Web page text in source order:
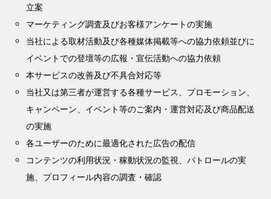
立案
マーケティング調査及びお客様アンケートの実施
当社による取材活動及び各種媒体掲載等への協力依頼並びに
イベントでの登壇等の広報・宣伝活動への協力依頼
本サービスの改善及び不具合対応等
当社又は第三者が運営する各種サービス、プロモーション、
キャンペーン、イベント等のご案内・運営対応及び商品配送
の実施
各ユーザーのために最適化された広告の配信
コンテンツの利用状況・稼動状況の監視、パトロールの実
施、プロフィール内容の調査・確認